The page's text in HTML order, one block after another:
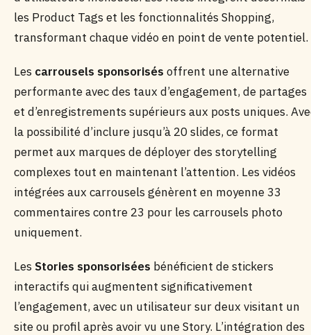
les Product Tags et les fonctionnalités Shopping,
transformant chaque vidéo en point de vente potentiel.
Les carrousels sponsorisés offrent une alternative
performante avec des taux d’engagement, de partages
et d’enregistrements supérieurs aux posts uniques.
la possibilité d’inclure jusqu’à 20 slides, ce format
permet aux marques de déployer des storytelling
complexes tout en maintenant l’attention. Les vidéos
intégrées aux carrousels génèrent en moyenne 33
commentaires contre 23 pour les carrousels photo
uniquement.
Les Stories sponsorisées bénéficient de stickers
interactifs qui augmentent significativement
l’engagement, avec un utilisateur sur deux visitant un
site ou profil après avoir vu une Story. L’intégration des